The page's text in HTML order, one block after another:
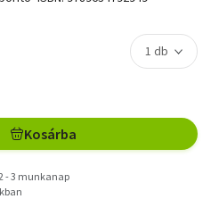
Kosárba
- 3 munkanap